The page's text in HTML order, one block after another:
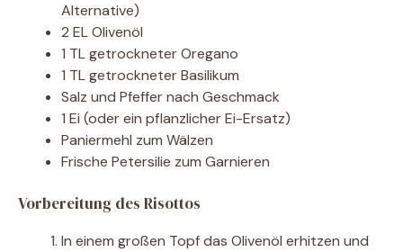
Alternative)
2 EL Olivenöl
1 TL getrockneter Oregano
1 TL getrockneter Basilikum
Salz und Pfeffer nach Geschmack
1 Ei (oder ein pflanzlicher Ei-Ersatz)
Paniermehl zum Wälzen
Frische Petersilie zum Garnieren
Vorbereitung des Risottos
In einem großen Topf das Olivenöl erhitzen und